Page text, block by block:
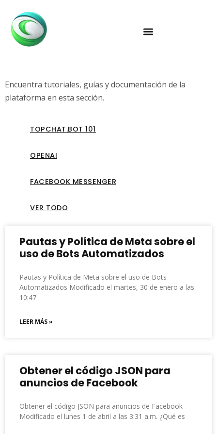
Encuentra tutoriales, guías y documentación de la
plataforma en esta sección.
TOPCHAT.BOT 101
OPENAI
FACEBOOK MESSENGER
VER TODO
Pautas y Política de Meta sobre el
uso de Bots Automatizados
Pautas y Política de Meta sobre el uso de Bots
Automatizados Modificado el martes, 30 de enero a las
10:47
LEER MÁS »
Obtener el código JSON para
anuncios de Facebook
Obtener el código JSON para anuncios de Facebook
Modificado el lunes 1 de abril a las 3:31 a.m. ¿Qué es